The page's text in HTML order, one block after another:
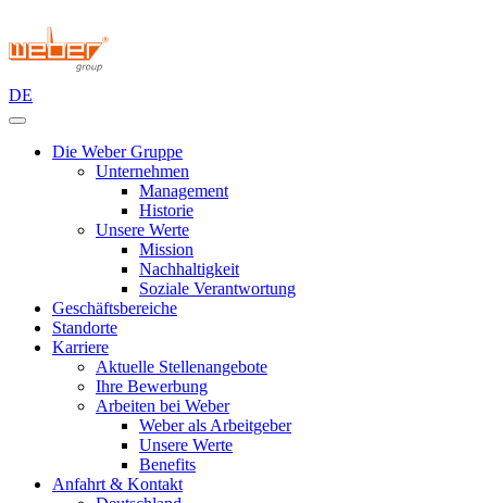
DE
Die Weber Gruppe
Unternehmen
Management
Historie
Unsere Werte
Mission
Nachhaltigkeit
Soziale Verantwortung
Geschäftsbereiche
Standorte
Karriere
Aktuelle Stellenangebote
Ihre Bewerbung
Arbeiten bei Weber
Weber als Arbeitgeber
Unsere Werte
Benefits
Anfahrt & Kontakt